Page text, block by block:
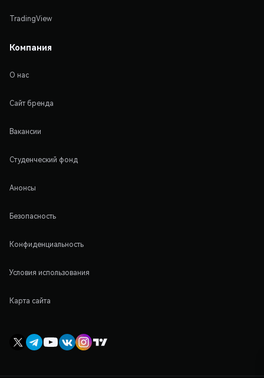
TradingView
Компания
О нас
Сайт бренда
Вакансии
Студенческий фонд
Анонсы
Безопасность
Конфиденциальность
Условия использования
Карта сайта